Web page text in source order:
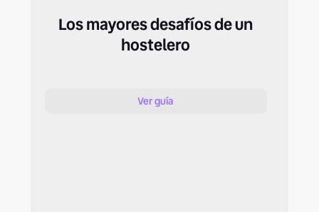
Los mayores desafíos de un
hostelero
Ver guía